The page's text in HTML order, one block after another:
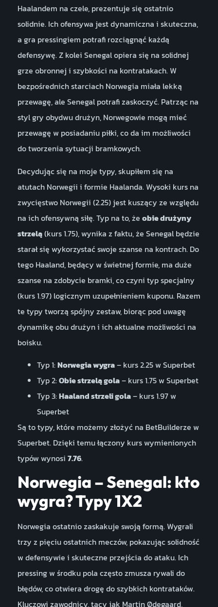
Haalandem na czele, prezentuje się ostatnio
solidnie. Ich ofensywa jest dynamiczna i skuteczna,
a gra pressingiem potrafi rozciągnąć każdą
defensywę. Z kolei Senegal opiera się na solidnej
grze obronnej i szybkości na kontratakach. W
bezpośrednich starciach Norwegia miała lekką
przewagę, ale Senegal potrafi zaskoczyć. Patrząc na
styl gry obydwu drużyn, Norwegowie mogą mieć
przewagę w posiadaniu piłki, co da im możliwości
do tworzenia sytuacji bramkowych.
Decydując się na moje typy, skupiłem się na
atutach Norwegii i formie Haalanda. Wysoki kurs na
zwycięstwo Norwegii (2.25) jest kuszący ze względu
na ich ofensywną siłę. Typ na to, że obie drużyny
strzelą(kurs 1.75), wynika z faktu, że Senegal będzie
starał się wykorzystać swoje szanse na kontrach. Do
tego Haaland, będący w świetnej formie, ma duże
szanse na zdobycie bramki, co czyni typ specjalny
(kurs 1.97) logicznym uzupełnieniem kuponu. Razem
te typy tworzą spójny zestaw, biorąc pod uwagę
dynamikę obu drużyn i ich aktualne możliwości na
boisku.
Typ 1:Norwegia wygra– kurs 2.25 w Superbet
Typ 2:Obie strzelą gola– kurs 1.75 w Superbet
Typ 3:Haaland strzeli gola– kurs 1.97 w
Superbet
Są to typy, które możemy złożyć na BetBuilderze w
Superbet. Dzięki temu łączony kurs wymienionych
typów wynosi 7.76.
Norwegia – Senegal: kto
wygra? Typy 1X2
Norwegia ostatnio zaskakuje swoją formą. Wygrali
trzy z pięciu ostatnich meczów, pokazując solidność
w defensywie i skuteczne przejścia do ataku. Ich
pressing w środku pola często zmusza rywali do
błędów, co otwiera drogę do szybkich kontrataków.
Kluczowi zawodnicy, tacy jak Martin Ødegaard,